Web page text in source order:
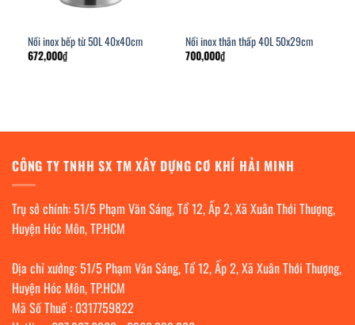
Nồi inox bếp từ 50L 40x40cm
672,000₫
Nồi inox thân thấp 40L 50x29cm
700,000₫
CÔNG TY TNHH SX TM XÂY DỰNG CƠ KHÍ HẢI MINH
Trụ sở chính: 51/5 Phạm Văn Sáng, Tổ 12, Ấp 2, Xã Xuân Thới Thượng,
Huyện Hóc Môn, TP.HCM
Địa chỉ xưởng: 51/5 Phạm Văn Sáng, Tổ 12, Ấp 2, Xã Xuân Thới Thượng,
Huyện Hóc Môn, TP.HCM
Mã Số Thuế : 0317759822